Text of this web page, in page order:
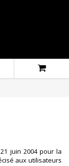
juin 2004 pour la
aux utilisateurs